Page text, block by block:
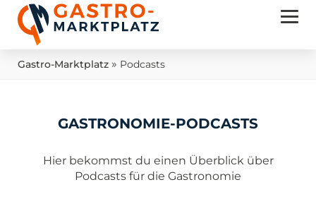
Gastro-Marktplatz » Podcasts
GASTRONOMIE-PODCASTS
Hier bekommst du einen Überblick über
Podcasts für die Gastronomie